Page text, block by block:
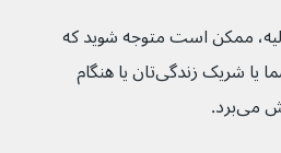
هفته‌های اولیه، ممکن است متوجه شوید که
نوزادتان فقط در آغوش شما یا شریک زندگی‌تان یا هنگام